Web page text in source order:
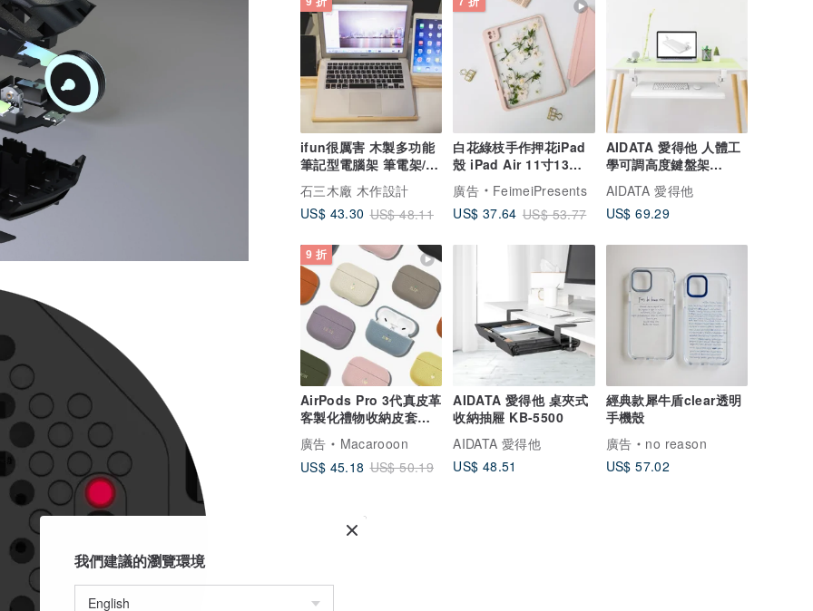
ifun很厲害 木製多功能
筆記型電腦架 筆電架/筆
記型電腦
石三木廠 木作設計
US$ 43.30 US$ 48.11
白花綠枝手作押花iPad
殼 iPad Air 11寸13寸
iPad Pro11寸13寸
廣告
FeimeiPresents
US$ 37.64 US$ 53.77
AIDATA 愛得他 人體工
學可調高度鍵盤架
70*31cm 白色 KB-
3010W
AIDATA 愛得他
US$ 69.29
9 折
AirPods Pro 3代真皮革
客製化禮物收納皮套
AirPods 4 保護套
廣告
Macarooon
US$ 45.18 US$ 50.19
AIDATA 愛得他 桌夾式
收納抽屜 KB-5500
AIDATA 愛得他
US$ 48.51
經典款犀牛盾clear透明
手機殼
廣告
no reason
US$ 57.02
我們建議的瀏覽環境